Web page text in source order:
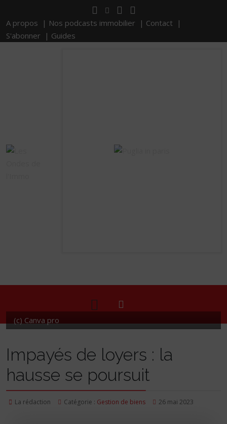
A propos | Nos podcasts immobilier | Contact |
S'abonner | Guides
(c) Canva pro
Impayés de loyers : la
hausse se poursuit
La rédaction Catégorie : Gestion de biens 26 mai 2023